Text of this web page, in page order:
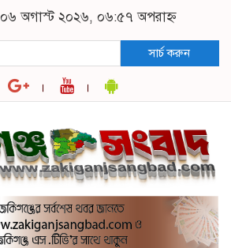
অগাস্ট ২০২৬, ০৬:৫৭ অপরাহ্ন
সার্চ করুন